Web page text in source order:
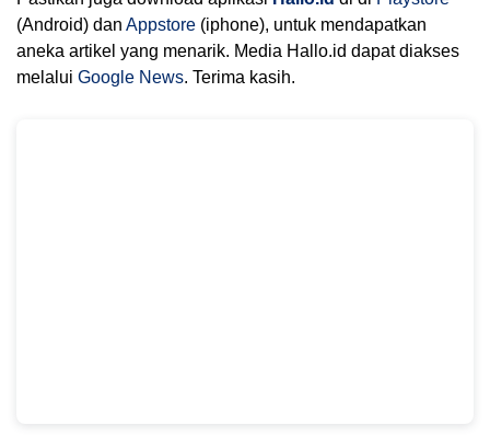
(Android) dan Appstore (iphone), untuk mendapatkan
aneka artikel yang menarik. Media Hallo.id dapat diakses
melalui Google News. Terima kasih.